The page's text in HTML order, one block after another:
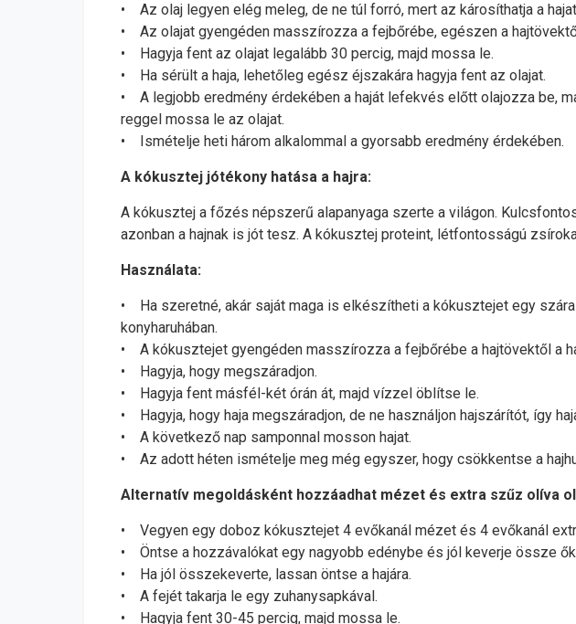
• Az olaj legyen elég meleg, de ne túl forró, mert az károsíthatja a
• Az olajat gyengéden masszírozza a fejbőrébe, egészen a
• Hagyja fent az olajat legalább 30 percig, majd mossa le.
• Ha sérült a haja, lehetőleg egész éjszakára hagyja fent az olajat.
• A legjobb eredmény érdekében a haját lefekvés előtt olajozza be,
reggel mossa le az olajat.
• Ismételje heti három alkalommal a gyorsabb eredmény érdekében.
A kókusztej jótékony hatása a hajra:
A kókusztej a főzés népszerű alapanyaga szerte a világon.
azonban a hajnak is jót tesz. A kókusztej proteint, létfontosságú
Használata:
• Ha szeretné, akár saját maga is elkészítheti a kókusztejet egy
konyharuhában.
• A kókusztejet gyengéden masszírozza a fejbőrébe a hajtövektől a
• Hagyja, hogy megszáradjon.
• Hagyja fent másfél-két órán át, majd vízzel öblítse le.
• Hagyja, hogy haja megszáradjon, de ne használjon hajszárítót, így
• A következő nap samponnal mosson hajat.
• Az adott héten ismételje meg még egyszer, hogy csökkentse a
Alternatív megoldásként hozzáadhat mézet és extra szűz olíva
• Vegyen egy doboz kókusztejet 4 evőkanál mézet és 4 evőkanál
• Öntse a hozzávalókat egy nagyobb edénybe és jól keverje össze
• Ha jól összekeverte, lassan öntse a hajára.
• A fejét takarja le egy zuhanysapkával.
• Hagyja fent 30-45 percig, majd mossa le.